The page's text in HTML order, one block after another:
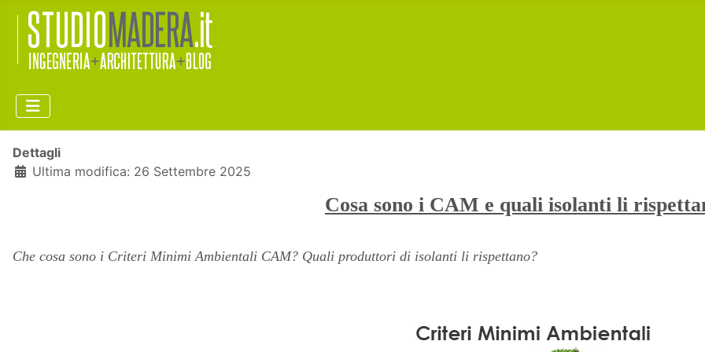
Dettagli
Ultima modifica: 26 Settembre 2025
Cosa sono i CAM e quali isolanti li
Che cosa sono i Criteri Minimi Ambientali CAM? Quali produttori di isolanti li rispettano?